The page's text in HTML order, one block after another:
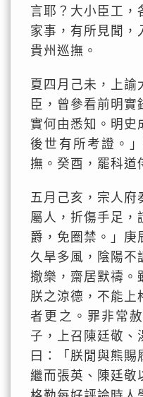
言耶？大小臣工，
家事，有所見聞，
貴州巡撫。
夏四月己未，上諭
臣，曾參看前明
實何由悉知。明史
後世有所考證。
撫。癸酉，罷科道
五月己亥，宗人府
屬人，折傷手足，
爵，免圈禁。」庚
久旱多風，陰陽不
撤樂，齋居默禱。
朕之涼德，不能上
者更之。罪非常
子，上召陳廷敬、
曰：「朕閒與熊賜
繼而張英、陳廷敬